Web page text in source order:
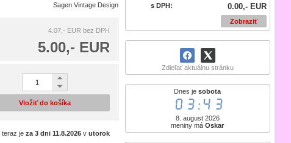
s DPH: 0.00,- EUR
Zobraziť
Zdieľať aktuálnu stránku
Dnes jesobota
03:43
8. august 2026
meniny máOskar
Sagen Vintage Design
4.07,- EUR bez DPH
5.00,- EUR
Vložiť do košíka
teraz je za 3 dni 11.8.2026v utorok